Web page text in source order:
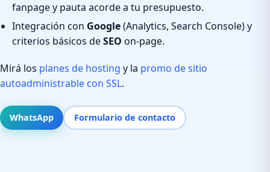
fanpage y pauta acorde a tu presupuesto.
Integración con Google(Analytics, Search Console) y
criterios básicos deSEO on-page.
Mirá los planes de hosting y la promo de sitio
autoadministrable con SSL.
WhatsApp Formulario de contacto